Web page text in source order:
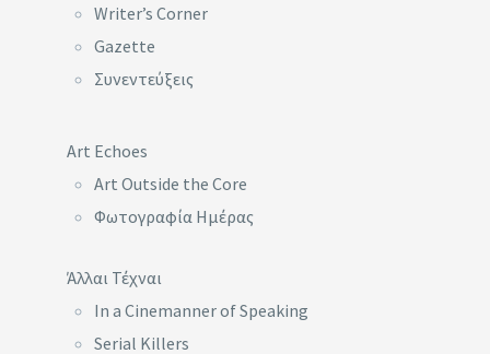
Writer’s Corner
Gazette
Συνεντεύξεις
Art Echoes
Art Outside the Core
Φωτογραφία Ημέρας
Άλλαι Τέχναι
In a Cinemanner of Speaking
Serial Killers